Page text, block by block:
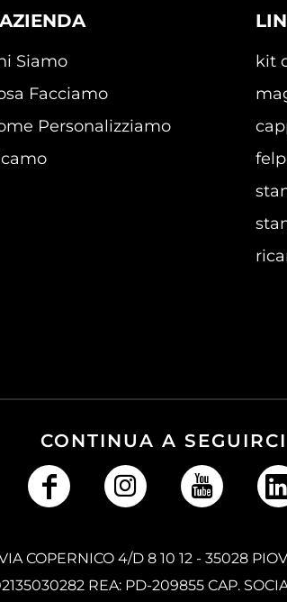
Siamo
Facciamo
Personalizziamo
kit
CONTINUA A SEGUIRCI
COPERNICO 4/D 8 10 12 - 35028
REA: PD-209855 CAP.